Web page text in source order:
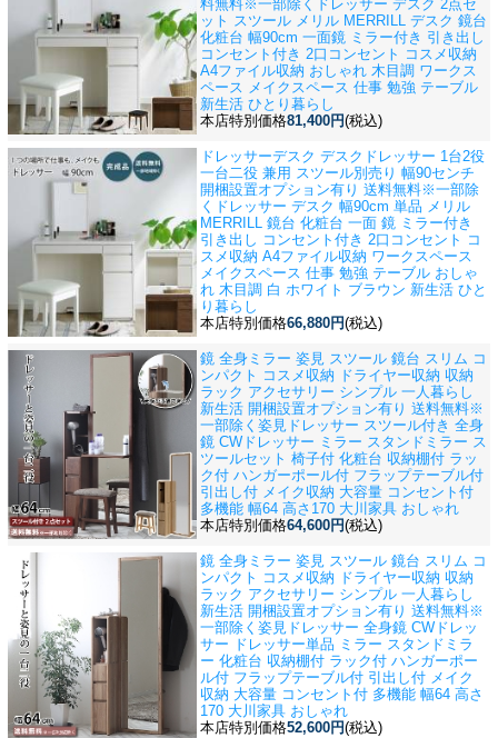
料無料※一部除く ドレッサー デスク 2点セ
ット スツール メリル MERRILL デスク 鏡台
化粧台 幅90cm 一面鏡 ミラー付き 引き出し
コンセント付き 2口コンセント コスメ収納
A4ファイル収納 おしゃれ 木目調 ワークス
ペース メイクスペース 仕事 勉強 テーブル
新生活 ひとり暮らし
本店特別価格81,400円(税込)
ドレッサーデスク デスクドレッサー 1台2役
一台二役 兼用 スツール別売り 幅90センチ
開梱設置オプション有り 送料無料※一部除
く ドレッサー デスク 幅90cm 単品 メリル
MERRILL 鏡台 化粧台 一面 鏡 ミラー付き
引き出し コンセント付き 2口コンセント コ
スメ収納 A4ファイル収納 ワークスペース
メイクスペース 仕事 勉強 テーブル おしゃ
れ 木目調 白 ホワイト ブラウン 新生活 ひと
り暮らし
本店特別価格66,880円(税込)
鏡 全身ミラー 姿見 スツール 鏡台 スリム コ
ンパクト コスメ収納 ドライヤー収納 収納
ラック アクセサリー シンプル 一人暮らし
新生活 開梱設置オプション有り 送料無料※
一部除く 姿見ドレッサー スツール付き 全身
鏡 CWドレッサー ミラー スタンドミラー ス
ツールセット 椅子付 化粧台 収納棚付 ラッ
ク付 ハンガーポール付 フラップテーブル付
引出し付 メイク収納 大容量 コンセント付
多機能 幅64 高さ170 大川家具 おしゃれ
本店特別価格64,600円(税込)
鏡 全身ミラー 姿見 スツール 鏡台 スリム コ
ンパクト コスメ収納 ドライヤー収納 収納
ラック アクセサリー シンプル 一人暮らし
新生活 開梱設置オプション有り 送料無料※
一部除く 姿見ドレッサー 全身鏡 CWドレッ
サー ドレッサー単品 ミラー スタンドミラ
ー 化粧台 収納棚付 ラック付 ハンガーポー
ル付 フラップテーブル付 引出し付 メイク
収納 大容量 コンセント付 多機能 幅64 高さ
170 大川家具 おしゃれ
本店特別価格52,600円(税込)